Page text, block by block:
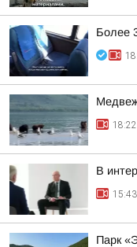
Более
18:22
В
15:43
Парк